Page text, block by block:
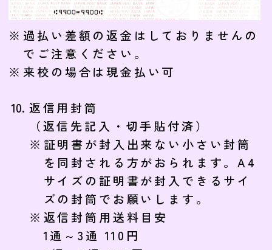
過払い差額の返金はしておりませんの
でご注意ください。
来校の場合は現金払い可
返信用封筒
（返信先記入・切手貼付済）
証明書が封入出来ない小さい封筒
を同封される方がおられます。A4
サイズの証明書が封入できるサイ
ズの封筒でお願いします。
返信封筒用送料目安
1通～3通 110円